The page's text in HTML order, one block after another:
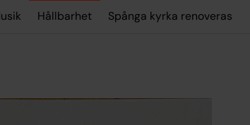
Hållbarhet Spånga kyrka renoveras